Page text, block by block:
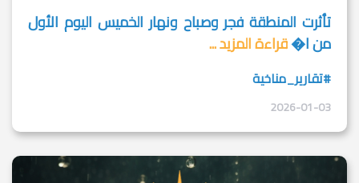
تأثرت المنطقة فجر وصباح ونهار الخميس اليوم الأول
من ا�قراءة المزيد ...
#تقارير_مناخية
2026-01-03